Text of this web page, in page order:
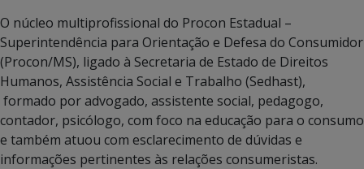
O núcleo multiprofissional do Procon Estadual –
Superintendência para Orientação e Defesa do Consumidor
(Procon/MS), ligado à Secretaria de Estado de Direitos
Humanos, Assistência Social e Trabalho (Sedhast),
formado por advogado, assistente social, pedagogo,
contador, psicólogo, com foco na educação para o consumo
e também atuou com esclarecimento de dúvidas e
informações pertinentes às relações consumeristas.